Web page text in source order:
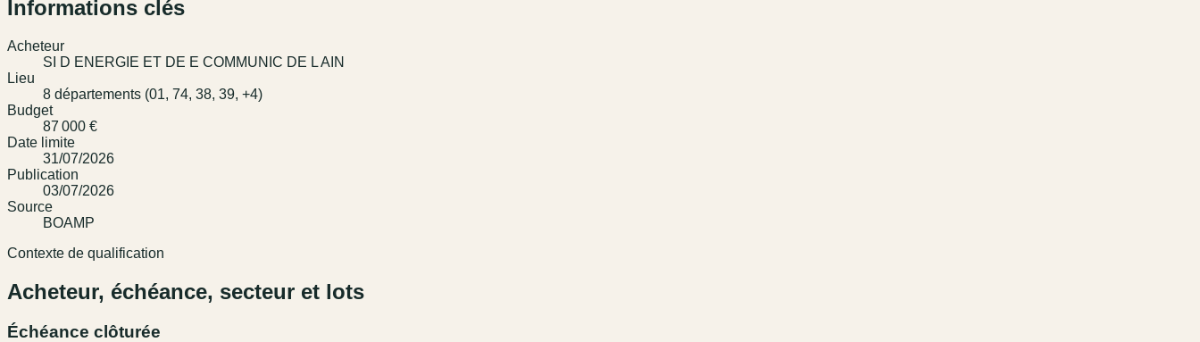
Informations clés
Acheteur
SI D ENERGIE ET DE E COMMUNIC DE L AIN
Lieu
8 départements (01, 74, 38, 39, +4)
Budget
87 000 €
Date limite
31/07/2026
Publication
03/07/2026
Source
BOAMP
Contexte de qualification
Acheteur, échéance, secteur et lots
Échéance clôturée